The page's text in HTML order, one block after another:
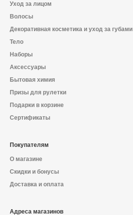
Политика конфиденциальности
Контактная информация
+7 (996) 962 69 66
Телефон Whats’APP
Уход за лицом
Волосы
Декоративная косметика и уход за губами
Тело
Наборы
Аксессуары
Бытовая химия
Призы для рулетки
Подарки в корзине
Сертификаты
Покупателям
О магазине
Скидки и бонусы
Доставка и оплата
Адреса магазинов